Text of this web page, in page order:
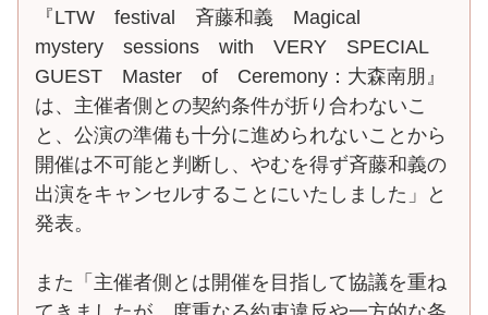
『LTW festival 斉藤和義 Magical
mystery sessions with VERY SPECIAL
GUEST Master of Ceremony：大森南朋』
は、主催者側との契約条件が折り合わないこ
と、公演の準備も十分に進められないことから
開催は不可能と判断し、やむを得ず斉藤和義の
出演をキャンセルすることにいたしました」と
発表。
また「主催者側とは開催を目指して協議を重ね